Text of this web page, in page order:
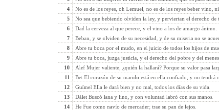
4
No es de los reyes, oh Lemuel, no es de los reyes beber vino,
5
No sea que bebiendo olviden la ley, y perviertan el derecho
6
Dad la cerveza al que perece, y el vino a los de amargo ánimo.
7
Beban, y se olviden de su necesidad, y de su miseria no se
8
Abre tu boca por el mudo, en el juicio de todos los hijos de
9
Abre tu boca, juzga justicia, y el derecho del pobre y del
10
Alef Mujer valiente, ¿quién la hallará? Porque su valor pasa
11
Bet El corazón de su marido está en ella confiado, y no tendrá
12
Guímel Ella le dará bien y no mal, todos los días de su vida.
13
Dálet Buscó lana y lino, y con voluntad labró con sus manos.
14
He Fue como navío de mercader; trae su pan de lejos.